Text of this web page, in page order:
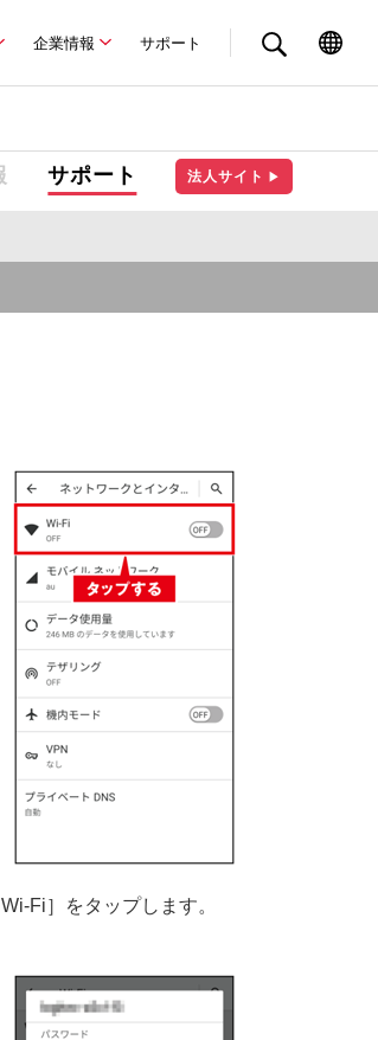
企業情報 サポート
サポート 法人サイト ▶
Fi］をタップします。